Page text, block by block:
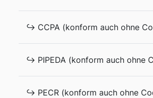
↪ CCPA (konform auch ohne
↪ PIPEDA (konform auch ohne
↪ PECR (konform auch ohne